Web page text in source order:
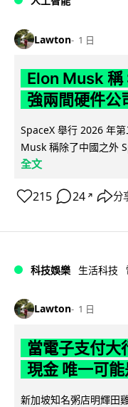
Lawton 1 日
Elon Musk
強兩間硬件公
SpaceX 舉行 2026 年
Musk 稱除了中國之外
全文
215 24 ↗ 分
科技娛樂 生活科技
Lawton 1 日
當電子支付大
現金 唯一可
新加坡知名粥店明輝田